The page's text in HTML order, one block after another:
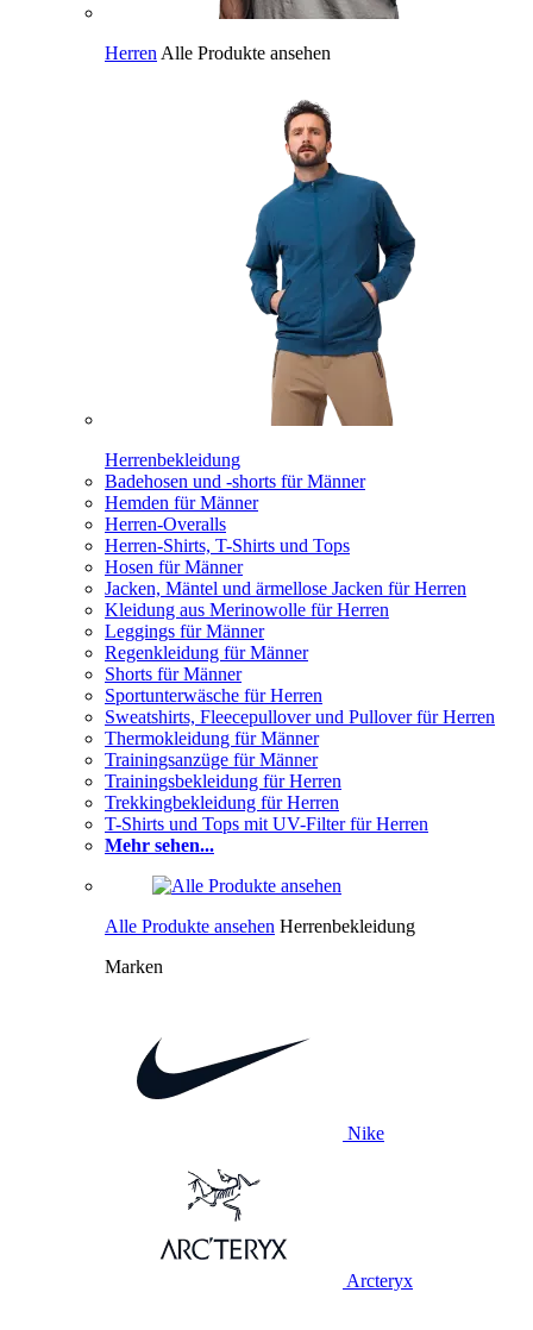
Herren Alle Produkte ansehen
Herrenbekleidung
Badehosen und -shorts für Männer
Hemden für Männer
Herren-Overalls
Herren-Shirts, T-Shirts und Tops
Hosen für Männer
Jacken, Mäntel und ärmellose Jacken für Herren
Kleidung aus Merinowolle für Herren
Leggings für Männer
Regenkleidung für Männer
Shorts für Männer
Sportunterwäsche für Herren
Sweatshirts, Fleecepullover und Pullover für Herren
Thermokleidung für Männer
Trainingsanzüge für Männer
Trainingsbekleidung für Herren
Trekkingbekleidung für Herren
T-Shirts und Tops mit UV-Filter für Herren
Mehr sehen...
Alle Produkte ansehen Herrenbekleidung
Marken
Nike
Arcteryx